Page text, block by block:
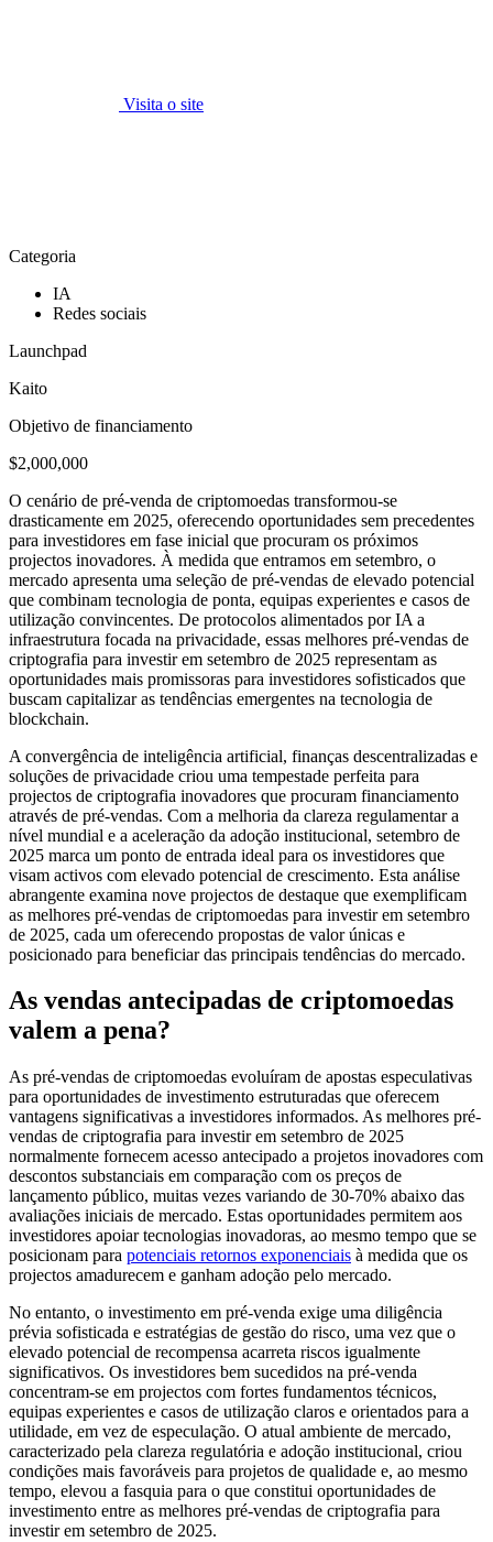
Visita o site
Categoria
IA
Redes sociais
Launchpad
Kaito
Objetivo de financiamento
$2,000,000
O cenário de pré-venda de criptomoedas transformou-se
drasticamente em 2025, oferecendo oportunidades sem precedentes
para investidores em fase inicial que procuram os próximos
projectos inovadores. À medida que entramos em setembro, o
mercado apresenta uma seleção de pré-vendas de elevado potencial
que combinam tecnologia de ponta, equipas experientes e casos de
utilização convincentes. De protocolos alimentados por IA a
infraestrutura focada na privacidade, essas melhores pré-vendas de
criptografia para investir em setembro de 2025 representam as
oportunidades mais promissoras para investidores sofisticados que
buscam capitalizar as tendências emergentes na tecnologia de
blockchain.
A convergência de inteligência artificial, finanças descentralizadas e
soluções de privacidade criou uma tempestade perfeita para
projectos de criptografia inovadores que procuram financiamento
através de pré-vendas. Com a melhoria da clareza regulamentar a
nível mundial e a aceleração da adoção institucional, setembro de
2025 marca um ponto de entrada ideal para os investidores que
visam activos com elevado potencial de crescimento. Esta análise
abrangente examina nove projectos de destaque que exemplificam
as melhores pré-vendas de criptomoedas para investir em setembro
de 2025, cada um oferecendo propostas de valor únicas e
posicionado para beneficiar das principais tendências do mercado.
As vendas antecipadas de criptomoedas
valem a pena?
As pré-vendas de criptomoedas evoluíram de apostas especulativas
para oportunidades de investimento estruturadas que oferecem
vantagens significativas a investidores informados. As melhores pré-
vendas de criptografia para investir em setembro de 2025
normalmente fornecem acesso antecipado a projetos inovadores com
descontos substanciais em comparação com os preços de
lançamento público, muitas vezes variando de 30-70% abaixo das
avaliações iniciais de mercado. Estas oportunidades permitem aos
investidores apoiar tecnologias inovadoras, ao mesmo tempo que se
posicionam para potenciais retornos exponenciais à medida que os
projectos amadurecem e ganham adoção pelo mercado.
No entanto, o investimento em pré-venda exige uma diligência
prévia sofisticada e estratégias de gestão do risco, uma vez que o
elevado potencial de recompensa acarreta riscos igualmente
significativos. Os investidores bem sucedidos na pré-venda
concentram-se em projectos com fortes fundamentos técnicos,
equipas experientes e casos de utilização claros e orientados para a
utilidade, em vez de especulação. O atual ambiente de mercado,
caracterizado pela clareza regulatória e adoção institucional, criou
condições mais favoráveis para projetos de qualidade e, ao mesmo
tempo, elevou a fasquia para o que constitui oportunidades de
investimento entre as melhores pré-vendas de criptografia para
investir em setembro de 2025.